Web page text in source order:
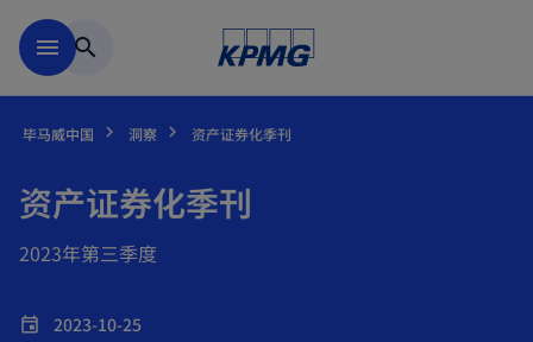
menu search
毕马威中国 洞察 资产证券化季刊
资产证券化季刊
2023年第三季度
event 2023-10-25